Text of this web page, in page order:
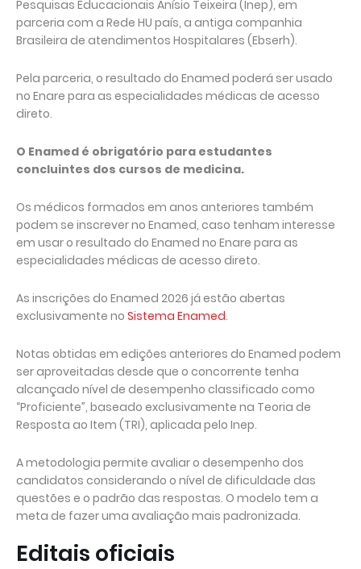
Pesquisas Educacionais Anísio Teixeira (Inep), em
parceria com a Rede HU país, a antiga companhia
Brasileira de atendimentos Hospitalares (Ebserh).
Pela parceria, o resultado do Enamed poderá ser usado
no Enare para as especialidades médicas de acesso
direto.
O Enamed é obrigatório para estudantes
concluintes dos cursos de medicina.
Os médicos formados em anos anteriores também
podem se inscrever no Enamed, caso tenham interesse
em usar o resultado do Enamed no Enare para as
especialidades médicas de acesso direto.
As inscrições do Enamed 2026 já estão abertas
exclusivamente no Sistema Enamed.
Notas obtidas em edições anteriores do Enamed podem
ser aproveitadas desde que o concorrente tenha
alcançado nível de desempenho classificado como
“Proficiente”, baseado exclusivamente na Teoria de
Resposta ao Item (TRI), aplicada pelo Inep.
A metodologia permite avaliar o desempenho dos
candidatos considerando o nível de dificuldade das
questões e o padrão das respostas. O modelo tem a
meta de fazer uma avaliação mais padronizada.
Editais oficiais